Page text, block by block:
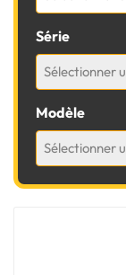
Série
Sélectionner
Modèle
Sélectionner